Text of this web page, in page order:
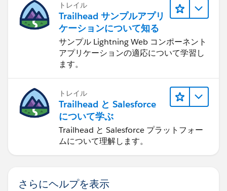
トレイル
Trailhead サンプルアプリ
ケーションについて知る
サンプル Lightning Web コンポーネント
アプリケーションの適応について学習し
ます。
トレイル
Trailhead と Salesforce
について学ぶ
Trailhead と Salesforce プラットフォー
ムについて理解します。
さらにヘルプを表示